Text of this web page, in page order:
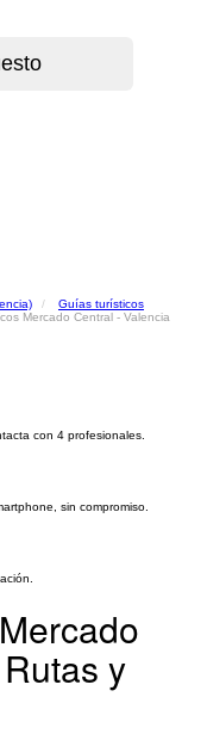
Guías turísticos
Mercado Central - Valencia
con 4 profesionales.
sin compromiso.
y